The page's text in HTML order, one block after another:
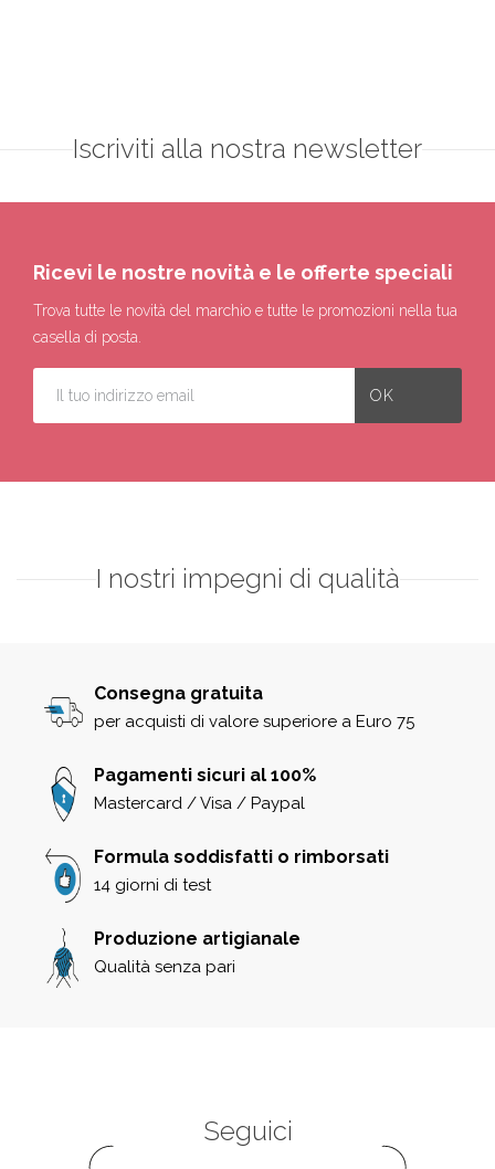
Iscriviti alla nostra newsletter
Ricevi le nostre novità e le offerte speciali
Trova tutte le novità del marchio e tutte le promozioni nella tua
casella di posta.
I nostri impegni di qualità
Consegna gratuita
per acquisti di valore superiore a Euro 75
Pagamenti sicuri al 100%
Mastercard / Visa / Paypal
Formula soddisfatti o rimborsati
14 giorni di test
Produzione artigianale
Qualità senza pari
Seguici